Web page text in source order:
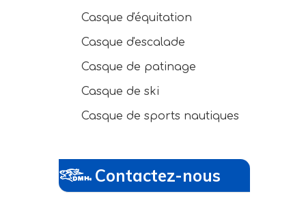
Casque d'équitation
Casque d'escalade
Casque de patinage
Casque de ski
Casque de sports nautiques
Contactez-nous